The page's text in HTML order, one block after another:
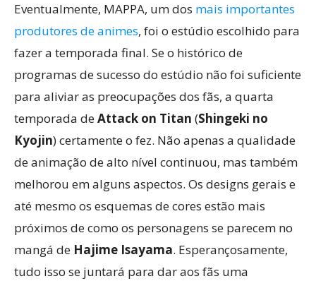
Eventualmente, MAPPA, um dos mais importantes
produtores de animes, foi o estúdio escolhido para
fazer a temporada final. Se o histórico de
programas de sucesso do estúdio não foi suficiente
para aliviar as preocupações dos fãs, a quarta
temporada deAttack on Titan (Shingeki no
Kyojin) certamente o fez. Não apenas a qualidade
de animação de alto nível continuou, mas também
melhorou em alguns aspectos. Os designs gerais e
até mesmo os esquemas de cores estão mais
próximos de como os personagens se parecem no
mangá de Hajime Isayama. Esperançosamente,
tudo isso se juntará para dar aos fãs uma